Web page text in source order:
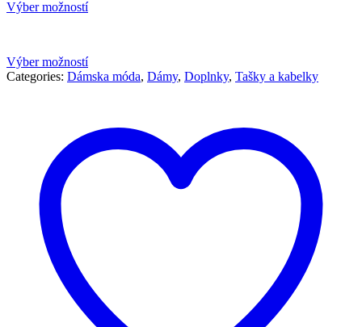
Výber možností
Výber možností
Categories: Dámska móda, Dámy, Doplnky, Tašky a kabelky